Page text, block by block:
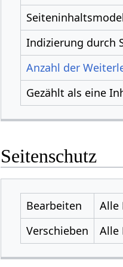
Indizierung durch
Anzahl der
Gezählt als eine
Seitenschutz
Bearbeiten
Alle
Verschieben
Alle